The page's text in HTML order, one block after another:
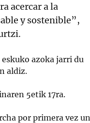
acercar a la
y sostenible”,
azoka jarri du
aldiz.
5etik 17ra.
por primera vez un